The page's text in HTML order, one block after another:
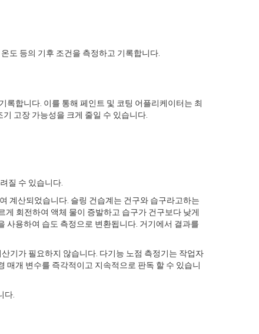
도 등의 기후 조건을 측정하고 기록합니다.
록합니다. 이를 통해 페인트 및 코팅 어플리케이터는 최
고장 가능성을 크게 줄일 수 있습니다.
질 수 있습니다.
계산되었습니다. 슬링 건습계는 건구와 습구라고하는
회전하여 액체 물이 증발하고 습구가 건구보다 낮게
사용하여 습도 측정으로 변환됩니다. 거기에서 결과를
기가 필요하지 않습니다. 다기능 노점 측정기는 작업자
매개 변수를 즉각적이고 지속적으로 판독 할 수 있습니
다.